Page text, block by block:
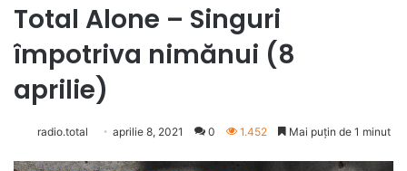
Total Alone – Singuri
împotriva nimănui (8
aprilie)
radio.total aprilie 8, 2021 0 1.452 Mai puțin de 1 minut